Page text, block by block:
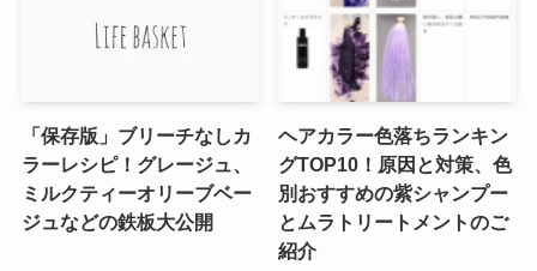
「保存版」ブリーチなしカ
ラーレシピ！グレージュ、
ミルクティーオリーブベー
ジュなどの鉄板大公開
ヘアカラー色落ちランキン
グTOP10！原因と対策、色
別おすすめの紫シャンプー
とムラトリートメントのご
紹介